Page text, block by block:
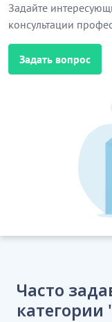
Задайте
консультации
Задать вопрос
Часто